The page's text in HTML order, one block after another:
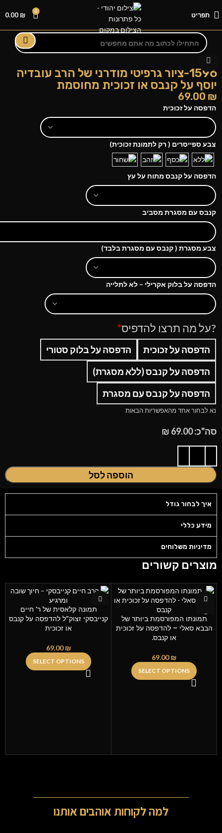
תפריט 0
0.00 ₪
1596-ציור גרפיטי מודרני של הרב עובדיה
יוסף על קנבס או זכוכית מחוסמת
69.00 ₪
הדפסה על זכוכית
צבע ספייסרים ( רק לתמונת זכוכית)
הדפסה על קנבס מתוח על עץ
קנבס עם מסגרת מסביב
צבע מסגרת ( קנבס עם מסגרת בלבד)
הדפסה על בלוק אקרילי – לא לתלייה
?על מה תרצו להדפיס*
הדפסה על זכוכית
הדפסה על בלוק סטורי
הדפסה על קנבס (ללא מסגרת)
הדפסה על קנבס עם מסגרת
נא לבחור אחד מהאפשריות הבאות
סה"כ:69.00
₪
הוספה לסל
איך לבחור גודל
מידע כללי
מדיניות משלוחים
מוצרים קשורים
תמונתו המפורסמת ביותר של
הבבא סאלי – להדפסה על זכוכית
או קנבס.
69.00₪
SELECT OPTIONS
תמונה קלאסית של ר’ חיים
קנייבסקי זצוק”ל להדפסה על קנבס
או זכוכית
69.00₪
SELECT OPTIONS
למה לקוחות אוהבים אותנו